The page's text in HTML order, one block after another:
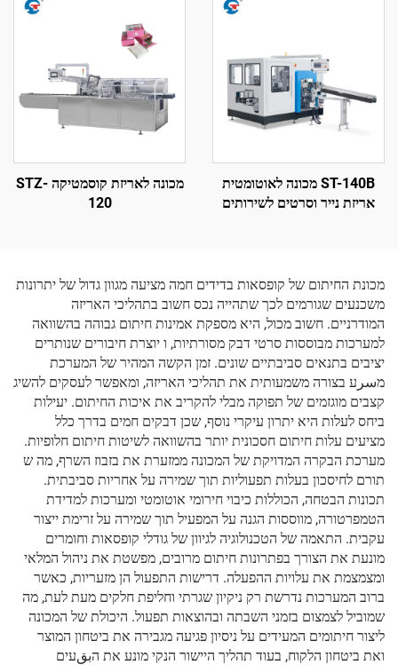
ST-140B מכונה לאוטומטית
אריזת נייר וסרטים לשירותים
מכונה לאריזת קוסמטיקה STZ-
120
מכונת החיתום של קופסאות בדידים חמה מציעה מגוון גדול של יתרונות
משכנעים שגורמים לכך שתהייה נכס חשוב בתהליכי האריזה
המודרניים. חשוב מכול, היא מספקת אמינות חיתום גבוהה בהשוואה
למערכות מבוססות סרטי דבק מסורתיות, ו יוצרת חיבורים שנותרים
יציבים בתנאים סביבתיים שונים. זמן הקשה המהיר של המערכת
מسرע בצורה משמעותית את תהליכי האריזה, ומאפשר לעסקים להשיג
קצבים מוגזמים של תפוקה מבלי להקריב את איכות החיתום. יעילות
ביחס לעלות היא יתרון עיקרי נוסף, שכן דבקים חמים בדרך כלל
מציעים עלות חיתום חסכונית יותר בהשוואה לשיטות חיתום חלופיות.
מערכת הבקרה המדויקת של המכונה ממזערת את בזבוז השרף, מה ש
תורם לחיסכון בעלות תפעוליות תוך שמירה על אחריות סביבתית.
תכונות הבטחה, הכוללות כיבוי חירומי אוטומטי ומערכות למדידת
הטמפרטורה, מווססות הגנה על המפעיל תוך שמירה על זרימת ייצור
עקבית. התאמה של הטכנולוגיה לגיוון של גודלי קופסאות וחומרים
מונעת את הצורך בפתרונות חיתום מרובים, מפשטת את ניהול המלאי
ומצמצמת את עלויות ההפעלה. דרישות התפעול הן מזעריות, כאשר
ברוב המערכות נדרשת רק ניקיון שגרתי וחליפת חלקים מעת לעת, מה
שמוביל לצמצום בזמני השבתה ובהוצאות תפעול. היכולת של המכונה
ליצור חיתומים המעידים על ניסיון פגיעה מגבירה את ביטחון המוצר
ואת ביטחון הלקוח, בעוד תהליך היישור הנקי מונע את הبقעים